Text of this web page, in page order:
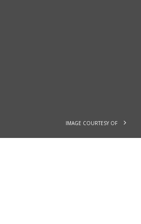
IMAGE COURTESY OF